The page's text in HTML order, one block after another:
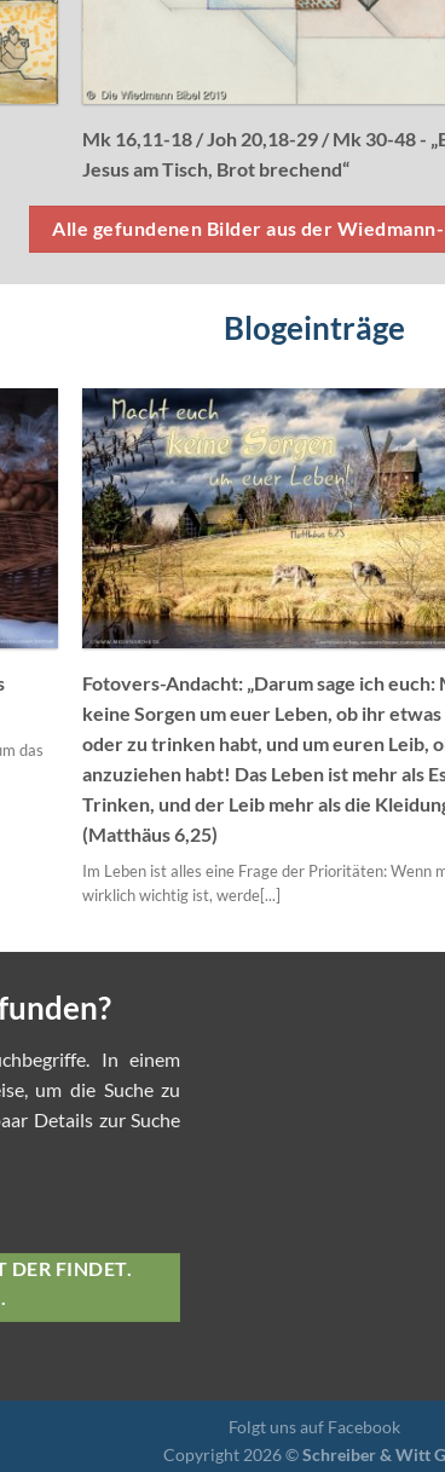
Mk 16,11-18 / Joh 20,18-29 / Mk 30-48 -
Jesus am Tisch, Brot brechend“
Alle gefundenen Bilder aus der
Blogeinträge
das
Fotovers-Andacht: „Darum sage ich euch:
keine Sorgen um euer Leben, ob ihr etwas
oder zu trinken habt, und um euren Leib,
anzuziehen habt! Das Leben ist mehr als
Trinken, und der Leib mehr als die
(Matthäus 6,25)
Im Leben ist alles eine Frage der Prioritäten: Wenn
wirklich wichtig ist, werde[...]
In einem
um die Suche zu
Details zur Suche
DER FINDET.
Folgt uns auf Facebook
Copyright 2026 ©Schreiber & Witt